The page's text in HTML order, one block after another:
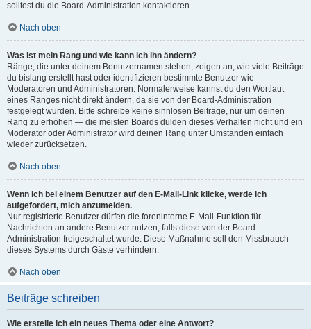
solltest du die Board-Administration kontaktieren.
Nach oben
Was ist mein Rang und wie kann ich ihn ändern?
Ränge, die unter deinem Benutzernamen stehen, zeigen an, wie viele Beiträge
du bislang erstellt hast oder identifizieren bestimmte Benutzer wie
Moderatoren und Administratoren. Normalerweise kannst du den Wortlaut
eines Ranges nicht direkt ändern, da sie von der Board-Administration
festgelegt wurden. Bitte schreibe keine sinnlosen Beiträge, nur um deinen
Rang zu erhöhen — die meisten Boards dulden dieses Verhalten nicht und ein
Moderator oder Administrator wird deinen Rang unter Umständen einfach
wieder zurücksetzen.
Nach oben
Wenn ich bei einem Benutzer auf den E-Mail-Link klicke, werde ich
aufgefordert, mich anzumelden.
Nur registrierte Benutzer dürfen die foreninterne E-Mail-Funktion für
Nachrichten an andere Benutzer nutzen, falls diese von der Board-
Administration freigeschaltet wurde. Diese Maßnahme soll den Missbrauch
dieses Systems durch Gäste verhindern.
Nach oben
Beiträge schreiben
Wie erstelle ich ein neues Thema oder eine Antwort?